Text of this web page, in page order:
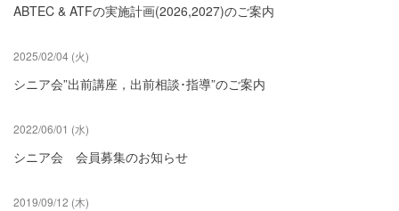
ABTEC & ATFの実施計画(2026,2027)のご案内
2025/02/04 (火)
シニア会”出前講座，出前相談･指導”のご案内
2022/06/01 (水)
シニア会 会員募集のお知らせ
2019/09/12 (木)